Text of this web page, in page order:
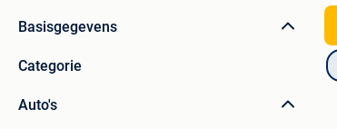
Basisgegevens
Categorie
Auto's